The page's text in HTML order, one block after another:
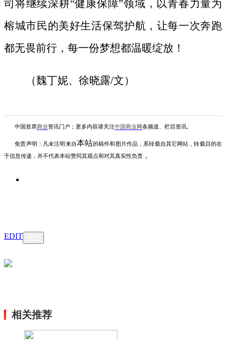
司将继续深耕“健康保障”领域，以青春力量为
榕城市民的美好生活保驾护航，让每一次奔跑
都无畏前行，每一份梦想都温暖绽放！
（魏丁妮、徐晓露/文）
中国首席商业资讯门户；更多内容请关注中国商业网各频道、栏目资讯
免责声明：凡未注明 来自本站的稿件和图片作品，系转载自其它网站，转载目的在
于信息传递，并不代表本站赞同其观点和对其真实性负责 。
EDIT
相关推荐